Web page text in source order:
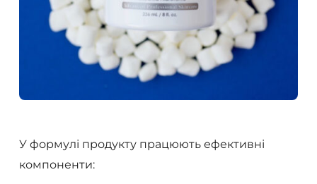
У формулі продукту працюють ефективні
компоненти: